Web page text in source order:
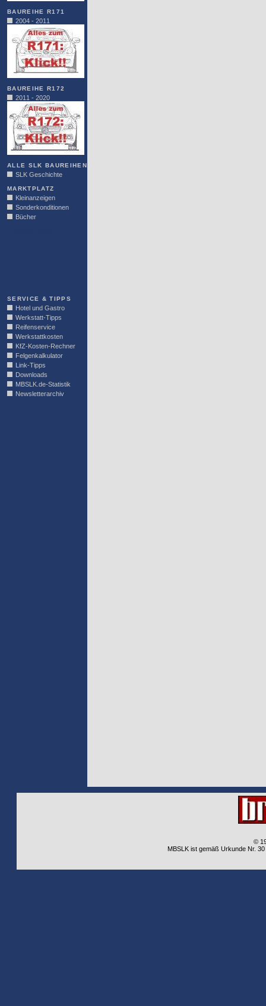
BAUREIHE R171
2004 - 2011
BAUREIHE R172
2011 - 2020
ALLE SLK BAUREIHEN
SLK Geschichte
MARKTPLATZ
Kleinanzeigen
Sonderkonditionen
Bücher
SERVICE & TIPPS
Hotel und Gastro
Werkstatt-Tipps
Reifenservice
Werkstattkosten
KfZ-Kosten-Rechner
Felgenkalkulator
Link-Tipps
Downloads
MBSLK.de-Statistik
Newsletterarchiv
©
MBSLK ist gemäß Urkunde Nr.